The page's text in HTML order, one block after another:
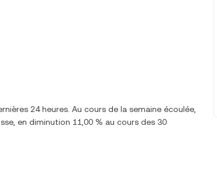
24 heures. Au cours de la semaine écoulée,
en diminution 11,00 % au cours des 30